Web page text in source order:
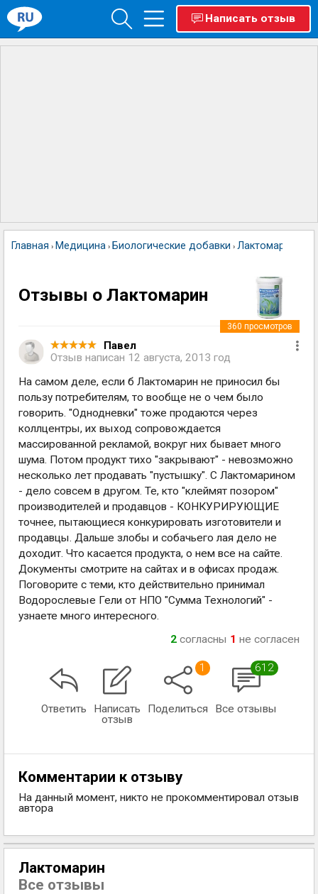
Написать отзыв
Главная › Медицина › Биологические добавки › Лактомарин
Отзывы о Лактомарин
Павел
Отзыв написан 12 августа, 2013 год
360 просмотров
На самом деле, если б Лактомарин не приносил бы
пользу потребителям, то вообще не о чем было
говорить. "Однодневки" тоже продаются через
коллцентры, их выход сопровождается
массированной рекламой, вокруг них бывает много
шума. Потом продукт тихо "закрывают" - невозможно
несколько лет продавать "пустышку". С Лактомарином
- дело совсем в другом. Те, кто "клеймят позором"
производителей и продавцов - КОНКУРИРУЮЩИЕ
точнее, пытающиеся конкурировать изготовители и
продавцы. Дальше злобы и собачьего лая дело не
доходит. Что касается продукта, о нем все на сайте.
Документы смотрите на сайтах и в офисах продаж.
Поговорите с теми, кто действительно принимал
Водорослевые Гели от НПО "Сумма Технологий" -
узнаете много интересного.
2 согласны 1 не согласен
Ответить
Написать
отзыв
1
Поделиться
612
Все отзывы
Комментарии к отзыву
На данный момент, никто не прокомментировал отзыв
автора
Лактомарин
Все отзывы